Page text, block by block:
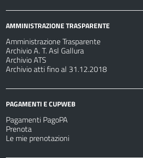
AMMINISTRAZIONE TRASPARENTE
Amministrazione Trasparente
Archivio A. T. Asl Gallura
Archivio ATS
Archivio atti fino al 31.12.2018
PAGAMENTI E CUPWEB
Pagamenti PagoPA
Prenota
Le mie prenotazioni